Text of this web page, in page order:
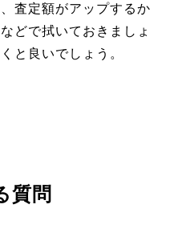
査定額がアップするか
どで拭いておきましょ
と良いでしょう。
質問